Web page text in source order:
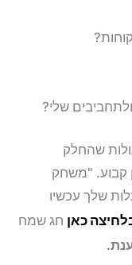
שלי?
שהחלק
קבוע. "משחק
שלך עכשיו
כאן חג שמח